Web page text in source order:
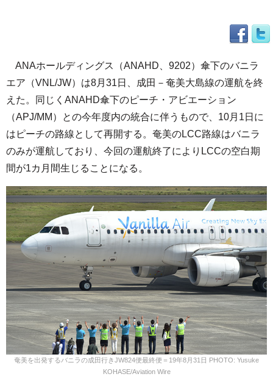
ANAホールディングス（ANAHD、9202）傘下のバニラ
エア（VNL/JW）は8月31日、成田－奄美大島線の運航を終
えた。同じくANAHD傘下のピーチ・アビエーション
（APJ/MM）との今年度内の統合に伴うもので、10月1日に
はピーチの路線として再開する。奄美のLCC路線はバニラ
のみが運航しており、今回の運航終了によりLCCの空白期
間が1カ月間生じることになる。
奄美を出発するバニラの成田行きJW824便最終便＝19年8月31日 PHOTO: Yusuke
KOHASE/Aviation Wire